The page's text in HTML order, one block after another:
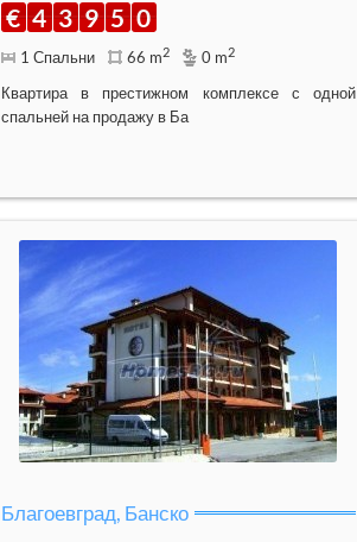
€ 4 3 9 5 0
1 Спальни 66 m2 0 m2
Квартира в престижном комплексе с одной
спальней на продажу в Ба
Благоевград, Банско